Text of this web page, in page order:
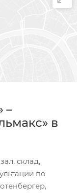
–
в
склад,
по